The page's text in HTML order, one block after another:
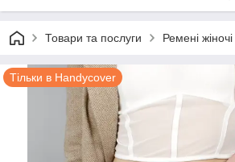
Товари та послуги Ремені жіночі
Тільки в Handycover